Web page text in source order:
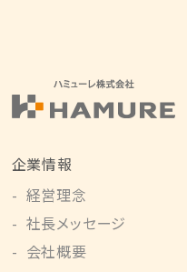
企業情報
経営理念
社長メッセージ
会社概要